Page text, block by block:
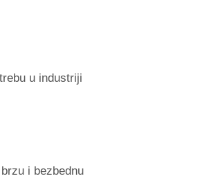
u industriji
i bezbednu